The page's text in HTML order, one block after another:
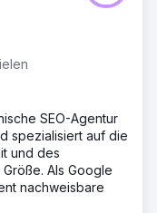
SEO-Agentur
spezialisiert auf die
und des
Als Google
nachweisbare